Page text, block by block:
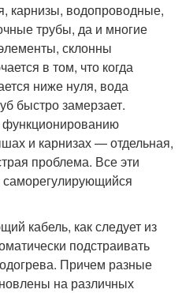
карнизы, водопроводные,
трубы, да и многие
склонны
в том, что когда
ниже нуля, вода
быстро замерзает.
и карнизах — отдельная,
проблема. Все эти
кабель, как следует из
подстраивать
Причем разные
на различных